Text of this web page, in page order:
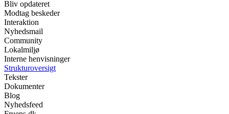
Bliv opdateret
Modtag beskeder
Interaktion
Nyhedsmail
Community
Lokalmiljø
Interne henvisninger
Strukturoversigt
Tekster
Dokumenter
Blog
Nyhedsfeed